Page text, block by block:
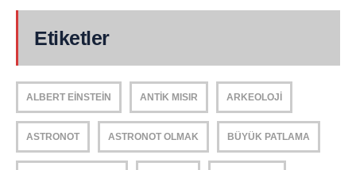
Etiketler
ALBERT EINSTEIN ANTIK MISIR ARKEOLOJI
ASTRONOT ASTRONOT OLMAK BÜYÜK PATLAMA